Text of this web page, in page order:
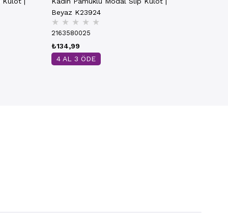
Beyaz K23924
★ ★ ★ ★ ★
2163580025
₺134,99
4 AL 3 ÖDE